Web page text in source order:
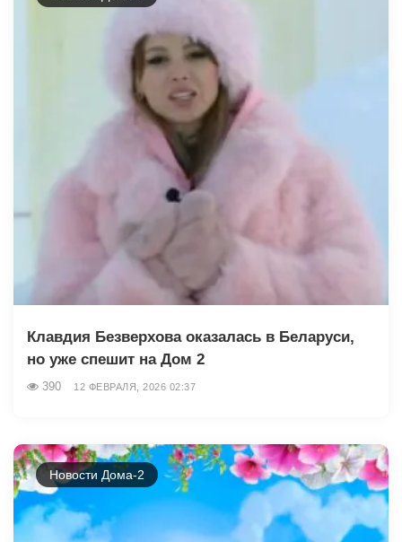
Клавдия Безверхова оказалась в Беларуси,
но уже спешит на Дом 2
390 12 ФЕВРАЛЯ, 2026 02:37
Новости Дома-2